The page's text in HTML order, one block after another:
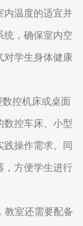
内温度的适宜并
统，确保室内空
对学生身体健康
控机床或桌面
数控车床、小型
操作需求。同
，方便学生进行
教室还需要配备